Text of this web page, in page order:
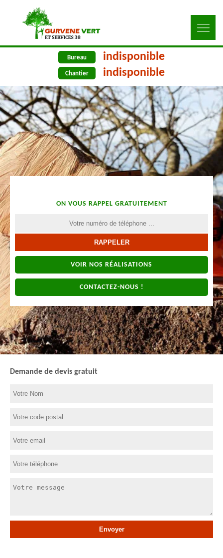
Bureau indisponible
Chantier indisponible
ON VOUS RAPPEL GRATUITEMENT
VOIR NOS RÉALISATIONS
CONTACTEZ-NOUS !
Demande de devis gratuit